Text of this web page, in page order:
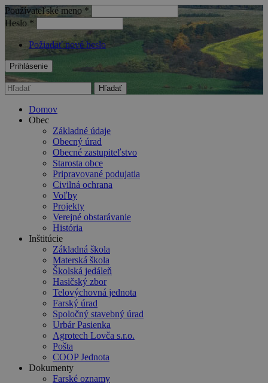
Používateľské meno *
Heslo *
Požiadať nové heslo
Hľadať
Domov
Obec
Základné údaje
Obecný úrad
Obecné zastupiteľstvo
Starosta obce
Pripravované podujatia
Civilná ochrana
Voľby
Projekty
Verejné obstarávanie
História
Inštitúcie
Základná škola
Materská škola
Školská jedáleň
Hasičský zbor
Telovýchovná jednota
Farský úrad
Spoločný stavebný úrad
Urbár Pasienka
Agrotech Lovča s.r.o.
Pošta
COOP Jednota
Dokumenty
Farské oznamy